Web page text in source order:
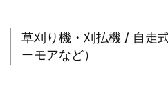
草刈り機・刈払機 / 自走
ーモアなど）